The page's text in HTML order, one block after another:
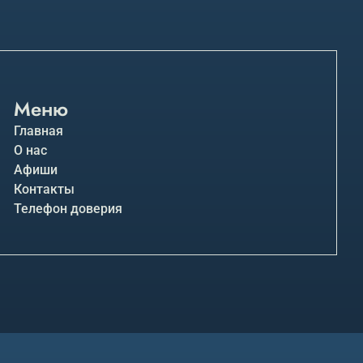
Меню
Главная
О нас
Афиши
Контакты
Телефон доверия